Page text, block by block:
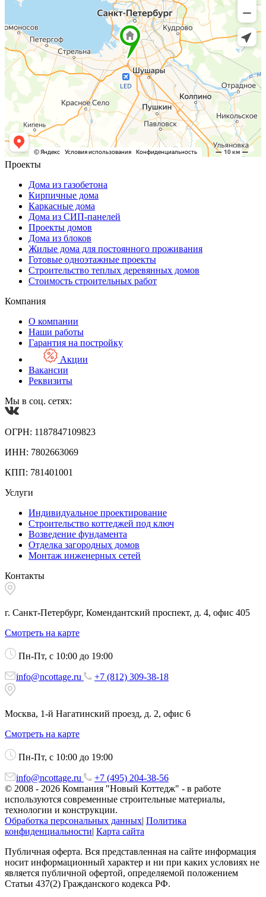
Проекты
Дома из газобетона
Кирпичные дома
Каркасные дома
Дома из СИП-панелей
Проекты домов
Дома из блоков
Жилые дома для постоянного проживания
Готовые одноэтажные проекты
Строительство теплых деревянных домов
Стоимость строительных работ
Компания
О компании
Наши работы
Гарантия на постройку
Акции
Вакансии
Реквизиты
Мы в соц. сетях:
ОГРН: 1187847109823
ИНН: 7802663069
КПП: 781401001
Услуги
Индивидуальное проектирование
Строительство коттеджей под ключ
Возведение фундамента
Отделка загородных домов
Монтаж инженерных сетей
Контакты
г. Санкт-Петербург, Комендантский проспект, д. 4, офис 405
Смотреть на карте
Пн-Пт, с 10:00 до 19:00
info@ncottage.ru +7 (812) 309-38-18
Москва, 1-й Нагатинский проезд, д. 2, офис 6
Смотреть на карте
Пн-Пт, с 10:00 до 19:00
info@ncottage.ru
+7 (495) 204-38-56
© 2008 - 2026 Компания "Новый Коттедж" - в работе
используются современные строительные материалы,
технологии и конструкции.
Обработка персональных данных| Политика
конфиденциальности| Карта сайта
Публичная оферта. Вся представленная на сайте информация
носит информационный характер и ни при каких условиях не
является публичной офертой, определяемой положением
Статьи 437(2) Гражданского кодекса РФ.